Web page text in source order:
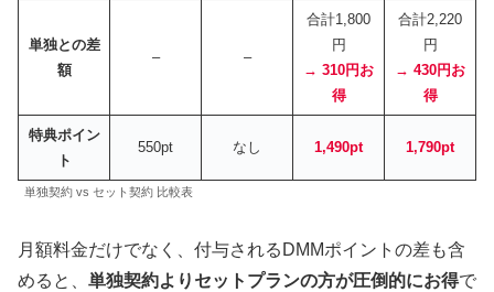
単独との差
額
– –
合計1,800
円
→ 310円お
得
合計2,220
円
→ 430円お
得
特典ポイン
ト
550pt なし 1,490pt 1,790pt
単独契約 vs セット契約 比較表
月額料金だけでなく、付与されるDMMポイントの差も含
めると、 単独契約よりセットプランの方が圧倒的にお得で